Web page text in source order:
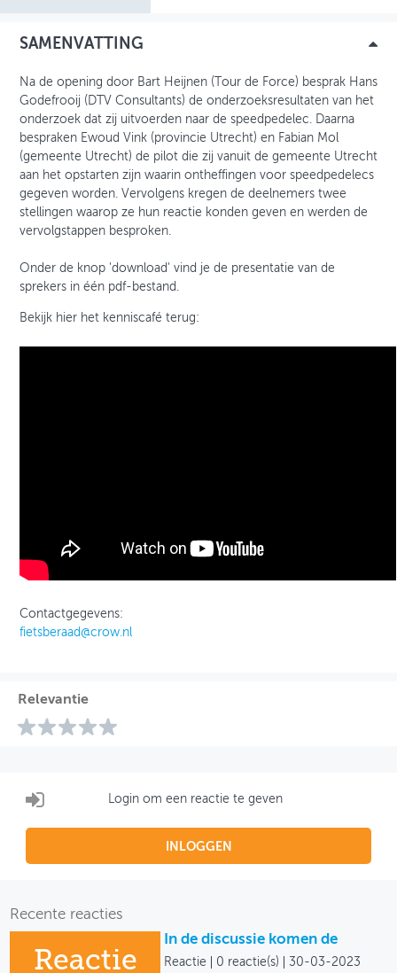
SAMENVATTING
Na de opening door Bart Heijnen (Tour de Force) besprak Hans
Godefrooij (DTV Consultants) de onderzoeksresultaten van het
onderzoek dat zij uitvoerden naar de speedpedelec. Daarna
bespraken Ewoud Vink (provincie Utrecht) en Fabian Mol
(gemeente Utrecht) de pilot die zij vanuit de gemeente Utrecht
aan het opstarten zijn waarin ontheffingen voor speedpedelecs
gegeven worden. Vervolgens kregen de deelnemers twee
stellingen waarop ze hun reactie konden geven en werden de
vervolgstappen besproken.
Onder de knop 'download' vind je de presentatie van de
sprekers in één pdf-bestand.
Bekijk hier het kenniscafé terug:
Contactgegevens:
fietsberaad@crow.nl
Relevantie
Login om een reactie te geven
INLOGGEN
Recente reacties
Reactie
In de discussie komen de
Reactie 0 reactie(s) 30-03-2023